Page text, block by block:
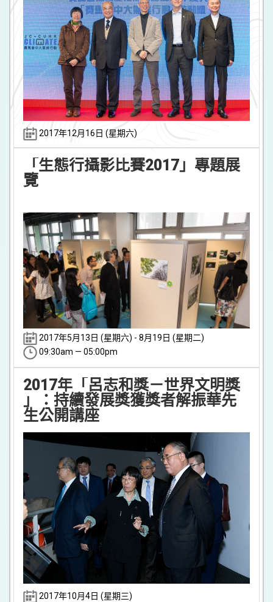
2017年12月16日 (星期六)
「生態行攝影比賽2017」專題展
覽
2017年5月13日 (星期六) - 8月19日 (星期二)
09:30am — 05:00pm
2017年「呂志和獎－世界文明獎
」：持續發展獎獲獎者解振華先
生公開講座
2017年10月4日 (星期三)